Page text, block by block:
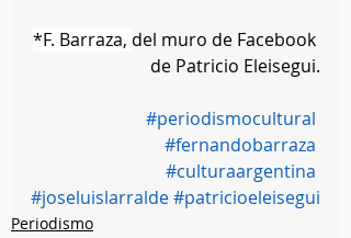
*F. Barraza, del muro de Facebook
de Patricio Eleisegui.
#periodismocultural
#fernandobarraza
#culturaargentina
#joseluislarralde#patricioeleisegui
Periodismo